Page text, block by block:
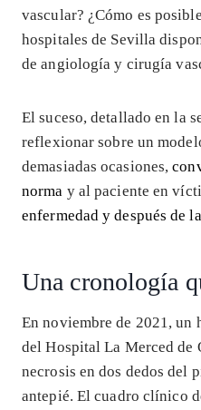
vascular? ¿Cómo es
hospitales de Sevilla
de angiología y cirugía
El suceso, detallado en la
reflexionar sobre un
demasiadas ocasiones,
norma y al paciente en
enfermedad y después de
Una cronología
En noviembre de 2021, un
del Hospital La Merced de
necrosis en dos dedos del
antepié. El cuadro clínico